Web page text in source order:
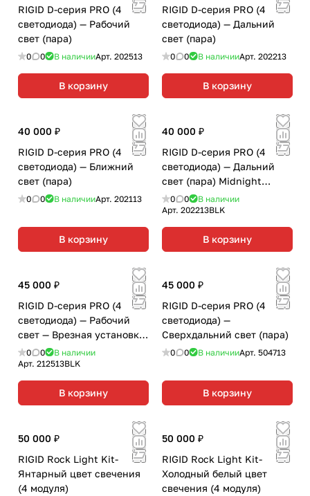
RIGID D-серия PRO (4
светодиода) — Рабочий
свет (пара)
0 0 В наличииАрт. 202513
В корзину
RIGID D-серия PRO (4
светодиода) — Дальний
свет (пара)
0 0 В наличииАрт. 202213
В корзину
40 000 ₽
RIGID D-серия PRO (4
светодиода) — Ближний
свет (пара)
0 0 В наличииАрт. 202113
В корзину
40 000 ₽
RIGID D-серия PRO (4
светодиода) — Дальний
свет (пара) Midnight
Edition
0 0
В наличии
Арт. 202213BLK
В корзину
45 000 ₽
RIGID D-серия PRO (4
светодиода) — Рабочий
свет — Врезная установка
(пара) Midnight Edition
0 0
В наличии
Арт. 212513BLK
В корзину
45 000 ₽
RIGID D-серия PRO (4
светодиода) —
Сверхдальний свет (пара)
0 0 В наличииАрт. 504713
В корзину
50 000 ₽
RIGID Rock Light Kit-
Янтарный цвет свечения
(4 модуля)
50 000 ₽
RIGID Rock Light Kit-
Холодный белый цвет
свечения (4 модуля)